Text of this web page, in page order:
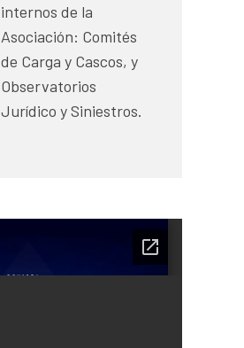
internos de la
Asociación: Comités
de Carga y Cascos, y
Observatorios
Jurídico y Siniestros.